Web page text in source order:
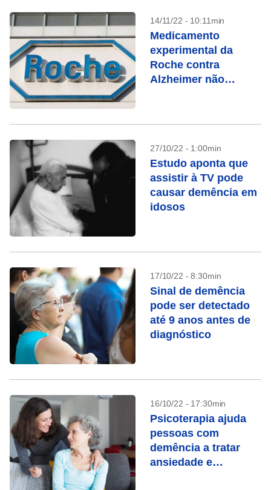
14/11/22 - 10:11min
Medicamento
experimental da
Roche contra
Alzheimer não
27/10/22 - 1:00min
Estudo aponta que
assistir à TV pode
causar demência em
idosos
17/10/22 - 8:30min
Sinal de demência
pode ser detectado
até 9 anos antes de
diagnóstico
16/10/22 - 17:30min
Psicoterapia ajuda
pessoas com
demência a tratar
ansiedade e